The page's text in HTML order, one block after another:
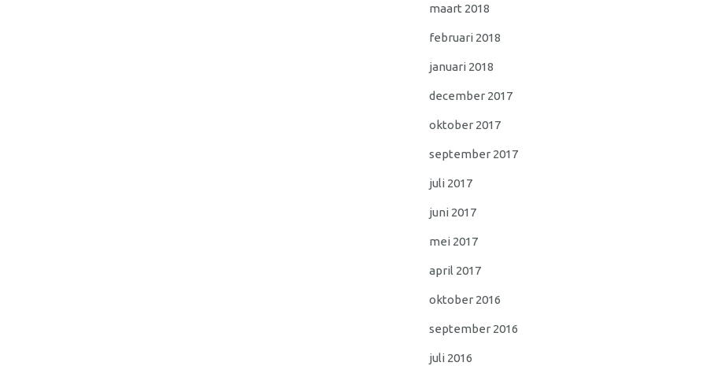
maart 2018
februari 2018
januari 2018
december 2017
oktober 2017
september 2017
juli 2017
juni 2017
mei 2017
april 2017
oktober 2016
september 2016
juli 2016